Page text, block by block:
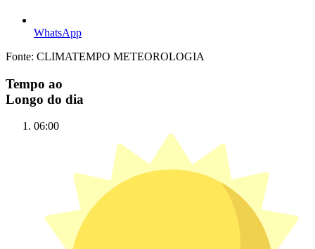
WhatsApp
Fonte: CLIMATEMPO METEOROLOGIA
Tempo ao
Longo do dia
06:00